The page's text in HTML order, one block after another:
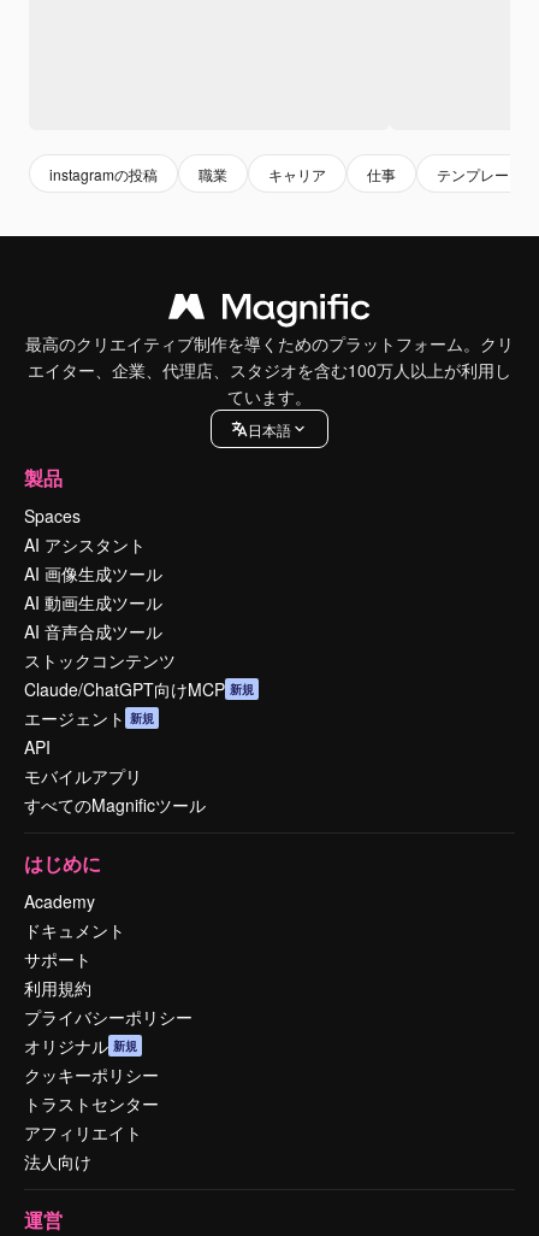
instagramの投稿 職業 キャリア 仕事 テンプレート
最高のクリエイティブ制作を導くためのプラットフォーム。クリ
エイター、企業、代理店、スタジオを含む100万人以上が利用し
ています。
日本語
製品
Spaces
AI アシスタント
AI 画像生成ツール
AI 動画生成ツール
AI 音声合成ツール
ストックコンテンツ
Claude/ChatGPT向けMCP 新規
エージェント 新規
API
モバイルアプリ
すべてのMagnificツール
はじめに
Academy
ドキュメント
サポート
利用規約
プライバシーポリシー
オリジナル 新規
クッキーポリシー
トラストセンター
アフィリエイト
法人向け
運営